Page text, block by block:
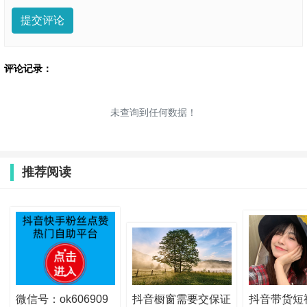
提交评论
评论记录：
未查询到任何数据！
推荐阅读
微信号：ok606909 抖音橱窗需要交保证 抖音带货短